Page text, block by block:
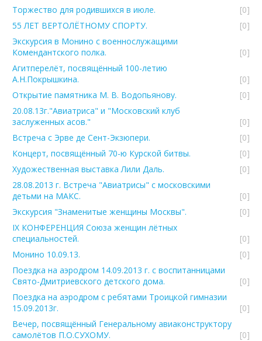
Торжество для родившихся в июле.
[0]
55 ЛЕТ ВЕРТОЛЁТНОМУ СПОРТУ.
[0]
Экскурсия в Монино с военнослужащими
Комендантского полка.
[0]
Агитперелёт, посвящённый 100-летию
А.Н.Покрышкина.
[0]
Открытие памятника М. В. Водопьянову.
[0]
20.08.13г."Авиатриса" и "Московский клуб
заслуженных асов."
[0]
Встреча с Эрве де Сент-Экзюпери.
[0]
Концерт, посвящённый 70-ю Курской битвы.
[0]
Художественная выставка Лили Даль.
[0]
28.08.2013 г. Встреча "Авиатрисы" с московскими
детьми на МАКС.
[0]
Экскурсия "Знаменитые женщины Москвы".
[0]
IX КОНФЕРЕНЦИЯ Союза женщин лётных
специальностей.
[0]
Монино 10.09.13.
[0]
Поездка на аэродром 14.09.2013 г. с воспитанницами
Свято-Дмитриевского детского дома.
[0]
Поездка на аэродром с ребятами Троицкой гимназии
15.09.2013г.
[0]
Вечер, посвящённый Генеральному авиаконструктору
самолётов П.О.СУХОМУ.
[0]